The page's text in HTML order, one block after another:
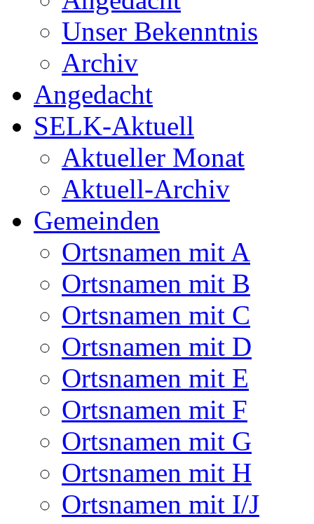
Unser Bekenntnis
Archiv
Angedacht
SELK-Aktuell
Aktueller Monat
Aktuell-Archiv
Gemeinden
Ortsnamen mit A
Ortsnamen mit B
Ortsnamen mit C
Ortsnamen mit D
Ortsnamen mit E
Ortsnamen mit F
Ortsnamen mit G
Ortsnamen mit H
Ortsnamen mit I/J